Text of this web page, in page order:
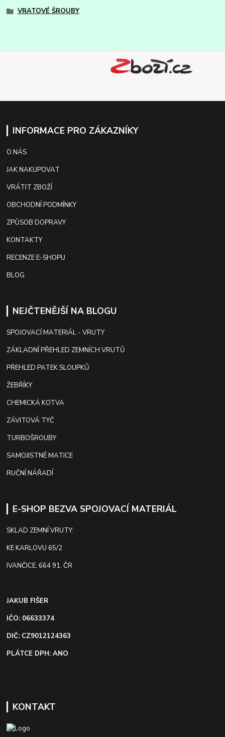
VRATOVÉ ŠROUBY
INFORMACE PRO ZÁKAZNÍKY
O NÁS
JAK NAKUPOVAT
VRÁTIT ZBOŽÍ
OBCHODNÍ PODMÍNKY
ZPŮSOB DOPRAVY
KONTAKTY
RECENZE E-SHOPU
BLOG
NEJČTENĚJŠÍ NA BLOGU
SPOJOVACÍ MATERIÁL - VRUTY
ZÁKLADNÍ PŘEHLED ZEMNÍCH VRUTŮ
PŘEHLED PATEK SLOUPKŮ
ŽEBŘÍKY
CHEMICKÁ KOTVA
ZÁVITOVÁ TYČ
TURBOŠROUBY
SAMOJISTNÉ MATICE
RUČNÍ NÁŘADÍ
E-SHOP BEZVA SPOJOVACÍ MATERIÁL
SKLAD ZEMNÍ VRUTY:
KE KARLOVU 65/2
IVANČICE, 664 91, ČR
JAKUB FIŠER
IČO: 06633374
DIČ: CZ9012124363
PLÁTCE DPH: ANO
KONTAKT